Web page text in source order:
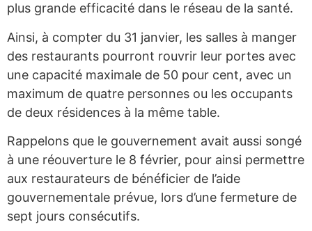
plus grande efficacité dans le réseau de la santé.
Ainsi, à compter du 31 janvier, les salles à manger
des restaurants pourront rouvrir leur portes avec
une capacité maximale de 50 pour cent, avec un
maximum de quatre personnes ou les occupants
de deux résidences à la même table.
Rappelons que le gouvernement avait aussi songé
à une réouverture le 8 février, pour ainsi permettre
aux restaurateurs de bénéficier de l’aide
gouvernementale prévue, lors d’une fermeture de
sept jours consécutifs.